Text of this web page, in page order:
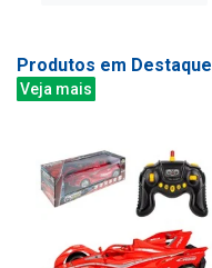
Produtos em Destaque
Veja mais